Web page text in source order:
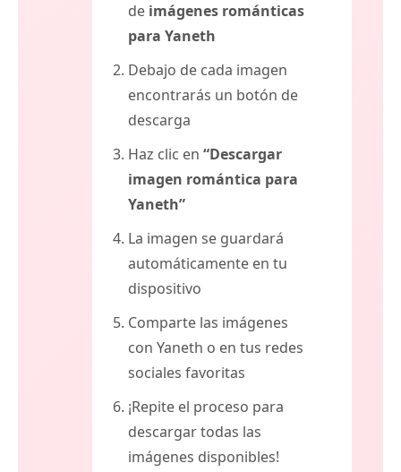
de imágenes románticas
para Yaneth
Debajo de cada imagen
encontrarás un botón de
descarga
Haz clic en “Descargar
imagen romántica para
Yaneth”
La imagen se guardará
automáticamente en tu
dispositivo
Comparte las imágenes
con Yaneth o en tus redes
sociales favoritas
¡Repite el proceso para
descargar todas las
imágenes disponibles!